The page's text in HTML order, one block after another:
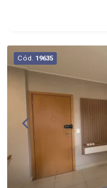
Cód. 19635